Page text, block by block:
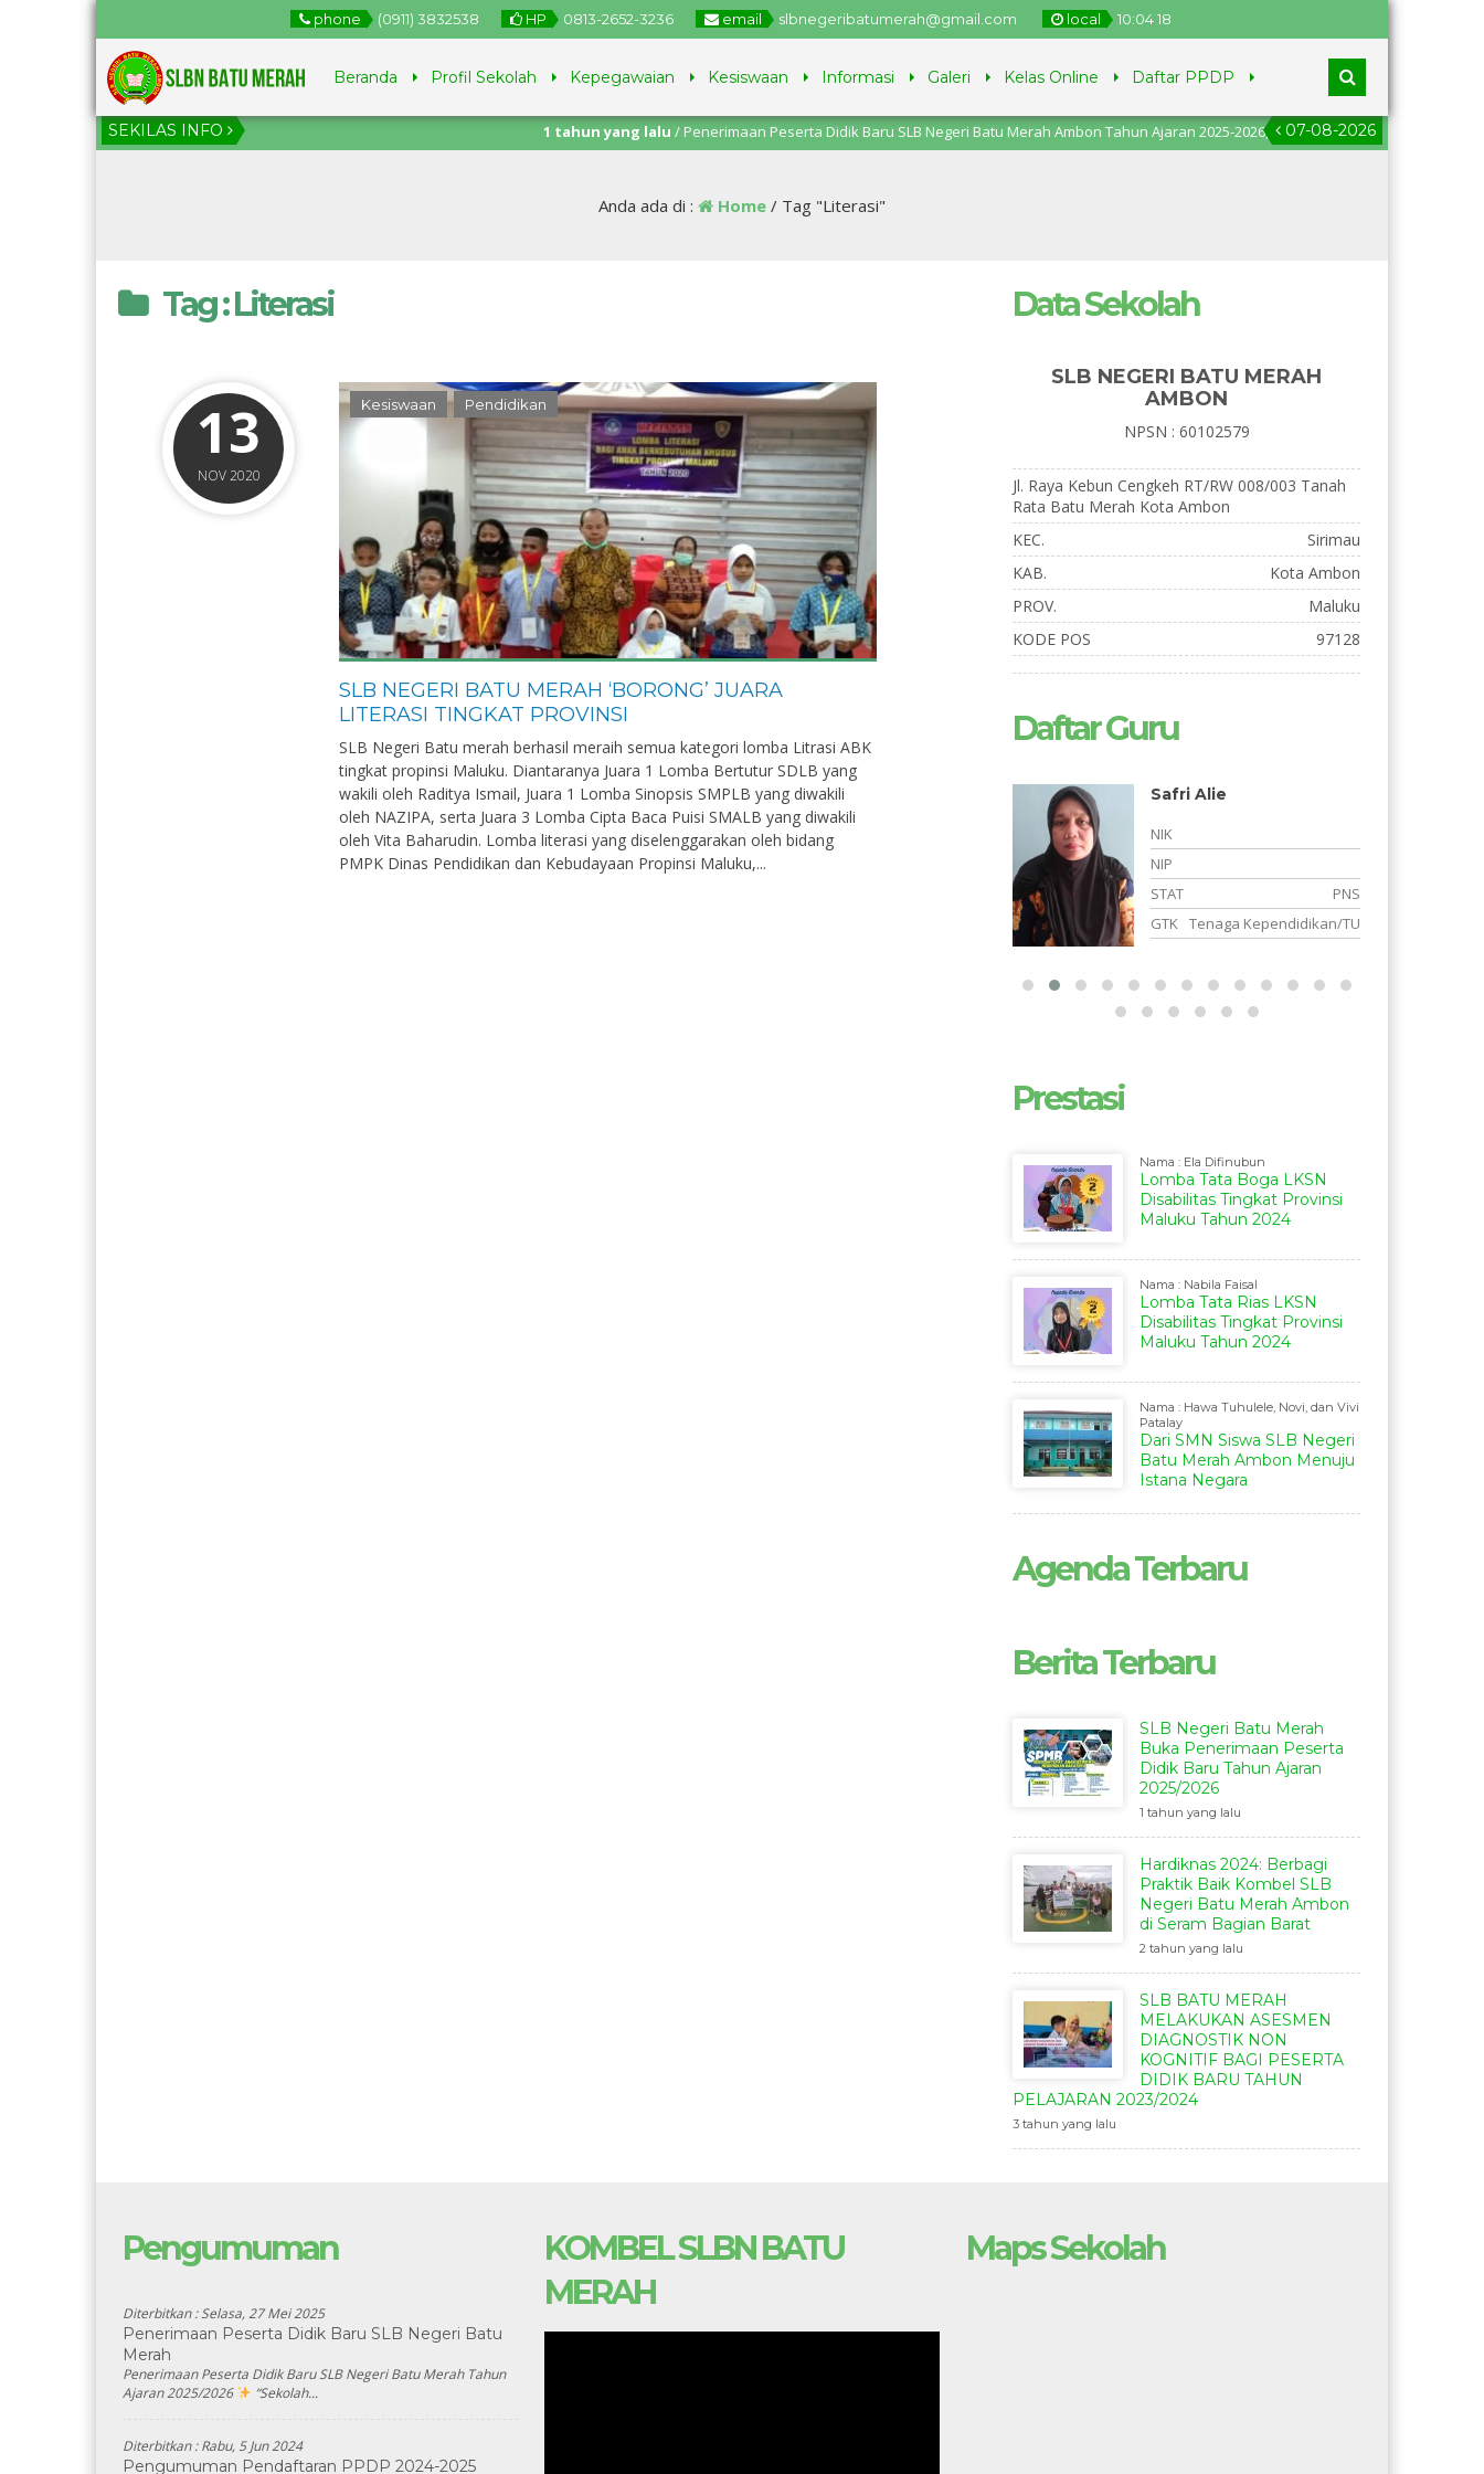
phone (0911) 3832538 HP 0813-2652-3236 email slbnegeribatumerah@gmail.com local 10:04 19
Beranda Profil Sekolah Kepegawaian Kesiswaan Informasi Galeri Kelas Online Daftar PPDP
SEKILAS INFO 07-08-2026
1 tahun yang lalu/ Penerimaan Peserta Didik Baru SLB Negeri Batu Merah Ambon Tahun Ajaran 2025-2026, pendaftaran dari tanggal 2
Juni – 11 Juli 2025.
Anda ada di : Home / Tag "Literasi"
Tag : Literasi
13
NOV 2020
Kesiswaan Pendidikan
SLB NEGERI BATU MERAH ‘BORONG’ JUARA
LITERASI TINGKAT PROVINSI
SLB Negeri Batu merah berhasil meraih semua kategori lomba Litrasi ABK
tingkat propinsi Maluku. Diantaranya Juara 1 Lomba Bertutur SDLB yang
wakili oleh Raditya Ismail, Juara 1 Lomba Sinopsis SMPLB yang diwakili
oleh NAZIPA, serta Juara 3 Lomba Cipta Baca Puisi SMALB yang diwakili
oleh Vita Baharudin. Lomba literasi yang diselenggarakan oleh bidang
PMPK Dinas Pendidikan dan Kebudayaan Propinsi Maluku,...
Data Sekolah
SLB NEGERI BATU MERAH
AMBON
NPSN : 60102579
Jl. Raya Kebun Cengkeh RT/RW 008/003 Tanah
Rata Batu Merah Kota Ambon
KEC.
Sirimau
KAB.
Kota Ambon
PROV.
Maluku
KODE POS
97128
Daftar Guru
Juliana Novita Soumokil, S.
Qadri Sulaeman, S.Pd
NIK
NIP
Safri Alie
PNS
GTK
Tenaga Kependidikan/TU
STAT
GTK
Prestasi
Nama : Ela Difinubun
Lomba Tata Boga LKSN
Disabilitas Tingkat Provinsi
Maluku Tahun 2024
Nama : Nabila Faisal
Lomba Tata Rias LKSN
Disabilitas Tingkat Provinsi
Maluku Tahun 2024
Nama : Hawa Tuhulele, Novi, dan Vivi
Patalay
Dari SMN Siswa SLB Negeri
Batu Merah Ambon Menuju
Istana Negara
Agenda Terbaru
Berita Terbaru
SLB Negeri Batu Merah
Buka Penerimaan Peserta
Didik Baru Tahun Ajaran
2025/2026
1 tahun yang lalu
Hardiknas 2024: Berbagi
Praktik Baik Kombel SLB
Negeri Batu Merah Ambon
di Seram Bagian Barat
2 tahun yang lalu
SLB BATU MERAH
MELAKUKAN ASESMEN
DIAGNOSTIK NON
KOGNITIF BAGI PESERTA
DIDIK BARU TAHUN
PELAJARAN 2023/2024
3 tahun yang lalu
Pengumuman
Diterbitkan :Selasa, 27 Mei 2025
Penerimaan Peserta Didik Baru SLB Negeri Batu
Merah
Penerimaan Peserta Didik Baru SLB Negeri Batu Merah Tahun
Ajaran 2025/2026
“Sekolah...
Diterbitkan :Rabu, 5 Jun 2024
Pengumuman Pendaftaran PPDP 2024-2025
KOMBEL SLBN BATU
MERAH
Maps Sekolah